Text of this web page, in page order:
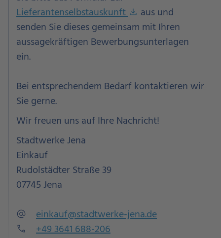
Lieferantenselbstauskunftdownload aus und
senden Sie dieses gemeinsam mit Ihren
aussagekräftigen Bewerbungsunterlagen
ein.
Bei entsprechendem Bedarf kontaktieren wir
Sie gerne.
Wir freuen uns auf Ihre Nachricht!
Stadtwerke Jena
Einkauf
Rudolstädter Straße 39
07745 Jena
alternate_email einkauf@stadtwerke-jena.de
call +49 3641 688-206